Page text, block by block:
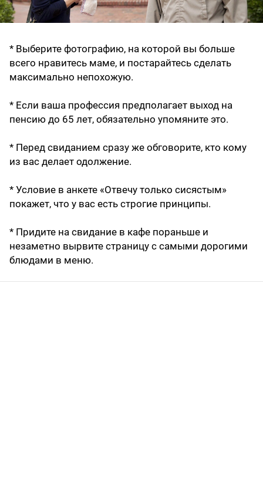
* Выберите фотографию, на которой вы больше
всего нравитесь маме, и постарайтесь сделать
максимально непохожую.
* Если ваша профессия предполагает выход на
пенсию до 65 лет, обязательно упомяните это.
* Перед свиданием сразу же обговорите, кто кому
из вас делает одолжение.
* Условие в анкете «Отвечу только сисястым»
покажет, что у вас есть строгие принципы.
* Придите на свидание в кафе пораньше и
незаметно вырвите страницу с самыми дорогими
блюдами в меню.